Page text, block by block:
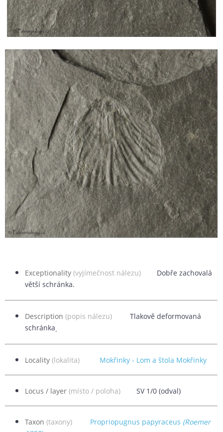
Exceptionality (vyjímečnost nálezu) Dobře zachovalá
větší schránka.
Description (popis nálezu) Tlakově deformovaná
schránka.
Locality (lokalita) Mokřinky - Lom a štola Mokřinky
Locus / layer (místo / poloha) SV 1/0 (odval)
Taxon (taxony) Propriopugnus papyraceus (Roemer